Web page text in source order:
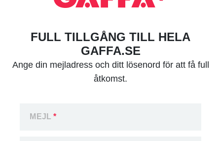
FULL TILLGÅNG TILL HELA
GAFFA.SE
Ange din mejladress och ditt lösenord för att få full
åtkomst.
MEJL*